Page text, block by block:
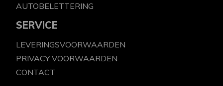
AUTOBELETTERING
SERVICE
LEVERINGSVOORWAARDEN
PRIVACY VOORWAARDEN
CONTACT